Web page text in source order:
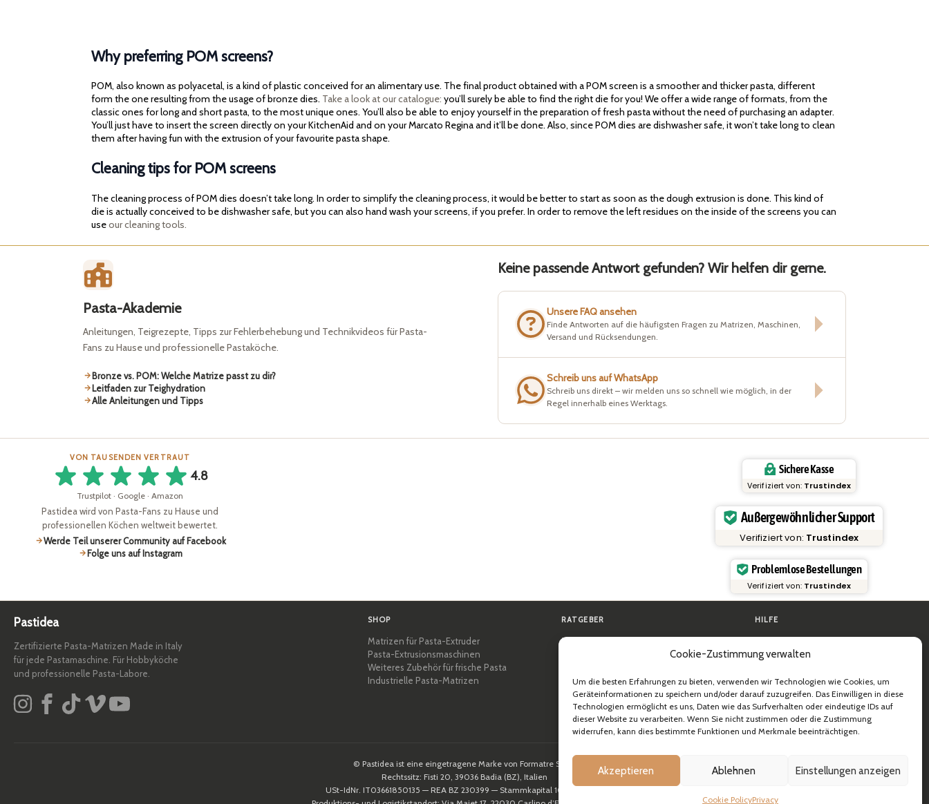
Cookie-Zustimmung verwalten
Um die besten Erfahrungen zu bieten, verwenden wir Technologien wie Cookies, um
Geräteinformationen zu speichern und/oder darauf zuzugreifen. Das Einwilligen in diese
Technologien ermöglicht es uns, Daten wie das Surfverhalten oder eindeutige IDs auf
dieser Website zu verarbeiten. Wenn Sie nicht zustimmen oder die Zustimmung
widerrufen, kann dies bestimmte Funktionen und Merkmale beeinträchtigen.
Akzeptieren Ablehnen Einstellungen anzeigen
Cookie PolicyPrivacy
Why preferring POM screens?
POM, also known as polyacetal, is a kind of plastic conceived for an alimentary use. The final product obtained with a POM screen is a smoother and thicker pasta, different
form the one resulting from the usage of bronze dies. Take a look at our catalogue: you’ll surely be able to find the right die for you! We offer a wide range of formats, from the
classic ones for long and short pasta, to the most unique ones. You’ll also be able to enjoy yourself in the preparation of fresh pasta without the need of purchasing an adapter.
You’ll just have to insert the screen directly on your KitchenAid and on your Marcato Regina and it’ll be done. Also, since POM dies are dishwasher safe, it won’t take long to clean
them after having fun with the extrusion of your favourite pasta shape.
Cleaning tips for POM screens
The cleaning process of POM dies doesn’t take long. In order to simplify the cleaning process, it would be better to start as soon as the dough extrusion is done. This kind of
die is actually conceived to be dishwasher safe, but you can also hand wash your screens, if you prefer. In order to remove the left residues on the inside of the screens you can
useour cleaning tools.
Pasta-Akademie
Anleitungen, Teigrezepte, Tipps zur Fehlerbehebung und Technikvideos für Pasta-
Fans zu Hause und professionelle Pastaköche.
Bronze vs. POM: Welche Matrize passt zu dir?
Leitfaden zur Teighydration
Alle Anleitungen und Tipps
Keine passende Antwort gefunden? Wir helfen dir gerne.
Unsere FAQ ansehen
Finde Antworten auf die häufigsten Fragen zu Matrizen, Maschinen,
Versand und Rücksendungen.
Schreib uns auf WhatsApp
Schreib uns direkt – wir melden uns so schnell wie möglich, in der
Regel innerhalb eines Werktags.
VON TAUSENDEN VERTRAUT
4.8
Trustpilot · Google · Amazon
Pastidea wird von Pasta-Fans zu Hause und
professionellen Köchen weltweit bewertet.
Werde Teil unserer Community auf Facebook
Folge uns auf Instagram
Sichere Kasse
Verifiziert von: Trustindex
Außergewöhnlicher Support
Verifiziert von: Trustindex
Problemlose Bestellungen
Verifiziert von: Trustindex
Pastidea
Zertifizierte Pasta-Matrizen Made in Italy
für jede Pastamaschine. Für Hobbyköche
und professionelle Pasta-Labore.
SHOP
Matrizen für Pasta-Extruder
Pasta-Extrusionsmaschinen
Weiteres Zubehör für frische Pasta
Industrielle Pasta-Matrizen
RATGEBER
Zertifizierungen
Rezepte
Professionell & B2B
Über Pastidea
HILFE
FAQ & Support
Kontakt
Versandinformationen
Rücksendungen
© Pastidea ist eine eingetragene Marke von Formatre S.R.L.
Rechtssitz: Fisti 20, 39036 Badia (BZ), Italien
USt-IdNr. IT03661850135 — REA BZ 230399 — Stammkapital 10.000,00€